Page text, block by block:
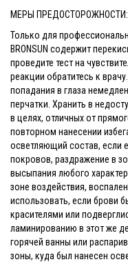
МЕРЫ ПРЕДОСТОРОЖНОСТИ:
Только для
BRONSUN содержит
проведите тест на
реакции обратитесь к
попадания в глаза
перчатки. Хранить в
в целях, отличных от
повторном нанесении
осветляющий состав, если
покровов, раздражение в
высыпания любого
зоне воздействия,
использовать, если брови
красителями или
ламинированию в этот же
горячей ванны или
зоны, куда был нанесен